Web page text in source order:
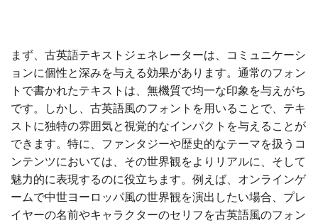
まず、古英語テキストジェネレーターは、コミュニケーシ
ョンに個性と深みを与える効果があります。通常のフォン
トで書かれたテキストは、無機質で均一な印象を与えがち
です。しかし、古英語風のフォントを用いることで、テキ
ストに独特の雰囲気と視覚的なインパクトを与えることが
できます。特に、ファンタジーや歴史的なテーマを扱うコ
ンテンツにおいては、その世界観をよりリアルに、そして
魅力的に表現するのに役立ちます。例えば、オンラインゲ
ームで中世ヨーロッパ風の世界観を演出したい場合、プレ
イヤーの名前やキャラクターのセリフを古英語風のフォン